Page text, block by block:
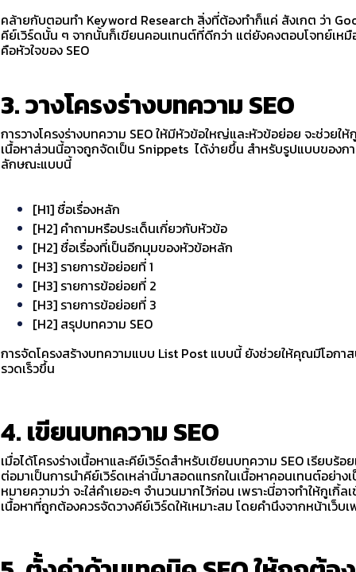
คล้ายกับตอนทำ Keyword Research สิ่งที่ต้องทำก็แค่ สังเกต ว่า
คีย์เวิร์ดนั้น ๆ จากนั้นก็เขียนคอนเทนต์ที่ดีกว่า แต่ยังคงตอบโจทย์เห
คือหัวใจของ SEO
3. วางโครงร่างบทความ SEO
การวางโครงร่างบทความ SEO ให้มีหัวข้อใหญ่และหัวข้อย่อย จะช่วยใ
เนื้อหาส่วนนี้อาจถูกจัดเป็น Snippets ได้ง่ายขึ้น สำหรับรูปแบบของกา
ลักษณะแบบนี้
[H1] ชื่อเรื่องหลัก
[H2] คำถามหรือประเด็นเกี่ยวกับหัวข้อ
[H2] ชื่อเรื่องที่เป็นอีกมุมของหัวข้อหลัก
[H3] รายการข้อย่อยที่ 1
[H3] รายการข้อย่อยที่ 2
[H3] รายการข้อย่อยที่ 3
[H2] สรุปบทความ SEO
การจัดโครงสร้างบทความแบบ List Post แบบนี้ ยังช่วยให้คุณมีโอกา
รวดเร็วขึ้น
4. เขียนบทความ SEO
เมื่อได้โครงร่างเนื้อหาและคีย์เวิร์ดสำหรับเขียนบทความ SEO เรียบร้อ
ต่อมาเป็นการนำคีย์เวิร์ดเหล่านี้มาสอดแทรกในเนื้อหาคอนเทนต์อย่าง
หมายความว่า จะใส่คำเยอะๆ จำนวนมากไว้ก่อน เพราะนี่อาจทำให้กูเกิ้
เนื้อหาที่ถูกต้องควรจัดวางคีย์เวิร์ดให้เหมาะสม โดยคำนึงจากหน้าเว็บ